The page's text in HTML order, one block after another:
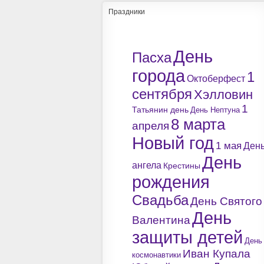
Праздники
ПасхаДень
городаОктоберфест 1
сентября Хэлловин
Татьянин день День Нептуна 1
апреля 8 марта
Новый год 1 мая
ангела Крестины День
рождения
СвадьбаДень Святого
ВалентинаДень
защиты детей День
космонавтики Иван Купала